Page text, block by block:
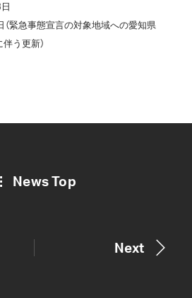
緊急事態宣言の対象地域への愛知県
う更新）
News Top
Next